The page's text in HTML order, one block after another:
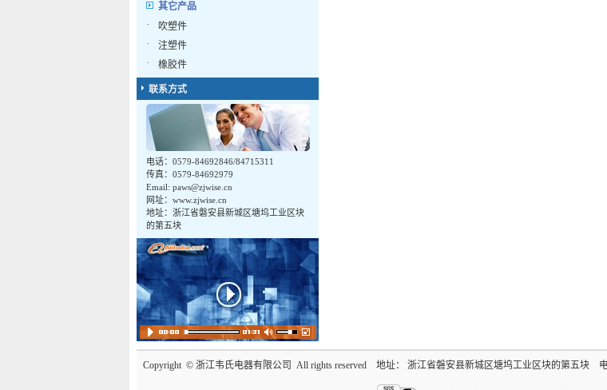
其它产品
·
吹塑件
·
注塑件
·
橡胶件
联系方式
电话：0579-84692846/84715311
传真：0579-84692979
Email: paws@zjwise.cn
网址：www.zjwise.cn
地址：浙江省磐安县新城区塘坞工业区块
的第五块
Copyright © 浙江韦氏电器有限公司 All rights reserved 地址： 浙江省磐安县新城区塘坞工业区块的第五块 电